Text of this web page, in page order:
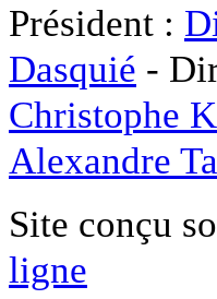
Président :
Dasquié -
Christophe
Alexandre
Site conçu
ligne